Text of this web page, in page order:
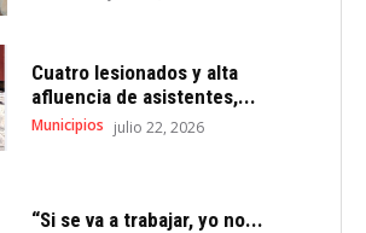
Cuatro lesionados y alta
afluencia de asistentes,...
Municipios julio 22, 2026
“Si se va a trabajar, yo no...